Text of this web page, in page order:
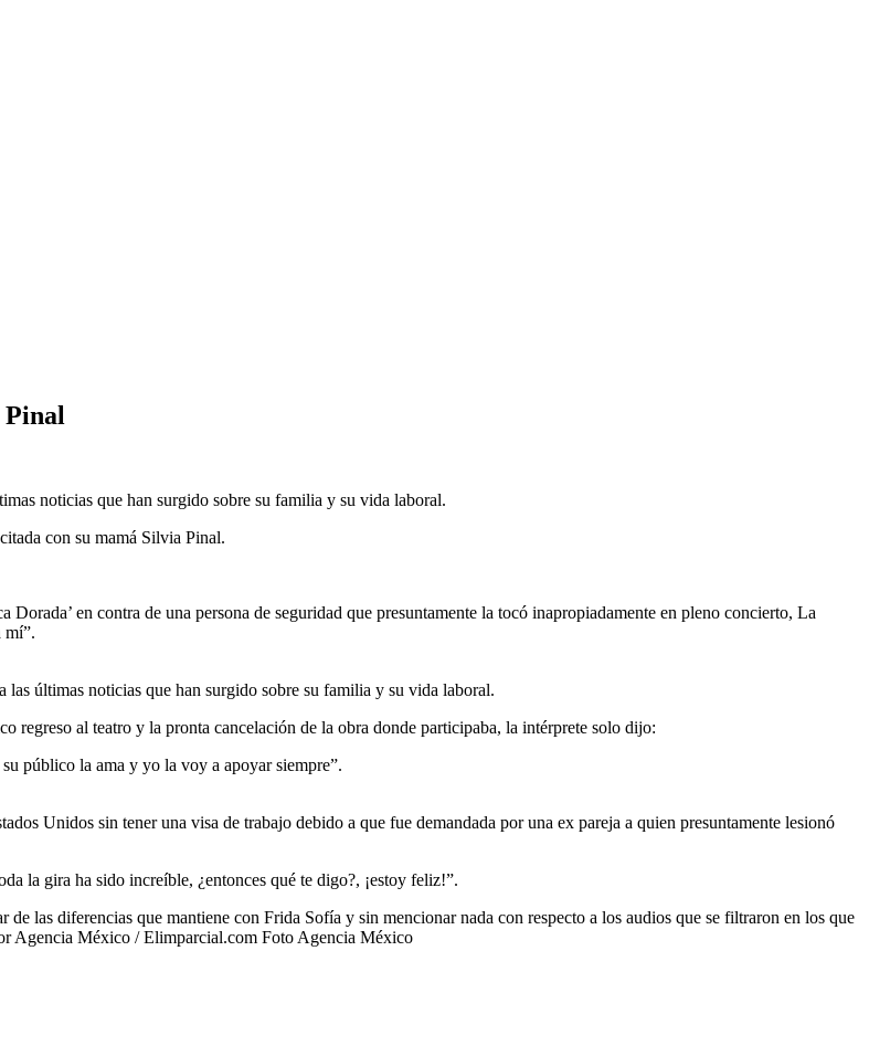
noticias que han surgido sobre su familia y su vida laboral.
con su mamá Silvia Pinal.
en contra de una persona de seguridad que presuntamente la tocó inapropiadamente en pleno concierto, La
mí”.
las últimas noticias que han surgido sobre su familia y su vida laboral.
regreso al teatro y la pronta cancelación de la obra donde participaba, la intérprete solo dijo:
público la ama y yo la voy a apoyar siempre”.
Unidos sin tener una visa de trabajo debido a que fue demandada por una ex pareja a quien presuntamente lesionó
la gira ha sido increíble, ¿entonces qué te digo?, ¡estoy feliz!”.
las diferencias que mantiene con Frida Sofía y sin mencionar nada con respecto a los audios que se filtraron en los que
Agencia México / Elimparcial.com Foto Agencia México